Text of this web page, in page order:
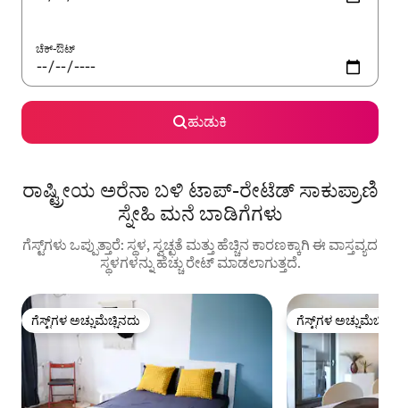
ಚೆಕ್-ಔಟ್
ಹುಡುಕಿ
ರಾಷ್ಟ್ರೀಯ ಅರೆನಾ ಬಳಿ ಟಾಪ್-ರೇಟೆಡ್ ಸಾಕುಪ್ರಾಣಿ
ಸ್ನೇಹಿ ಮನೆ ಬಾಡಿಗೆಗಳು
ಗೆಸ್ಟ್‌ಗಳು ಒಪ್ಪುತ್ತಾರೆ: ಸ್ಥಳ, ಸ್ವಚ್ಛತೆ ಮತ್ತು ಹೆಚ್ಚಿನ ಕಾರಣಕ್ಕಾಗಿ ಈ ವಾಸ್ತವ್ಯದ
ಸ್ಥಳಗಳನ್ನು ಹೆಚ್ಚು ರೇಟ್ ಮಾಡಲಾಗುತ್ತದೆ.
ಗೆಸ್ಟ್‌ಗಳ ಅಚ್ಚುಮೆಚ್ಚಿನದು
ಗೆಸ್ಟ್‌ಗಳ ಅಚ್ಚುಮೆಚ್ಚಿನದು ಗೆಸ್ಟ್‌ಗಳ
ಗೆಸ್ಟ್‌ಗಳ